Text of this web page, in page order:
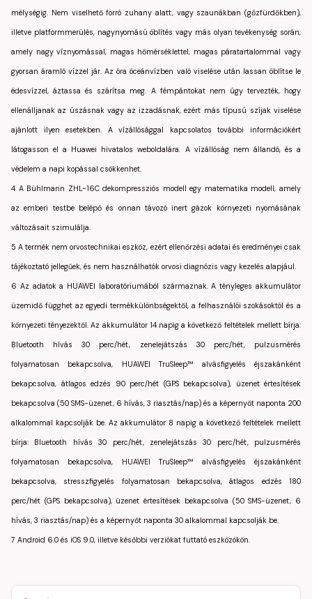
mélységig. Nem viselhető forró zuhany alatt, vagy szaunákban (gőzfürdőkben),
illetve platformmerülés, nagynyomású öblítés vagy más olyan tevékenység során,
amely nagy víznyomással, magas hőmérséklettel, magas páratartalommal vagy
gyorsan áramló vízzel jár. Az óra óceánvízben való viselése után lassan öblítse le
édesvízzel, áztassa és szárítsa meg. A fémpántokat nem úgy tervezték, hogy
ellenálljanak az úszásnak vagy az izzadásnak, ezért más típusú szíjak viselése
ajánlott ilyen esetekben. A vízállósággal kapcsolatos további információkért
látogasson el a Huawei hivatalos weboldalára. A vízállóság nem állandó, és a
védelem a napi kopással csökkenhet.
4 A Bühlmann ZHL-16C dekompressziós modell egy matematika modell, amely
az emberi testbe belépő és onnan távozó inert gázok környezeti nyomásának
változásait szimulálja.
5 A termék nem orvostechnikai eszköz, ezért ellenőrzési adatai és eredményei csak
tájékoztató jellegűek, és nem használhatók orvosi diagnózis vagy kezelés alapjául.
6 Az adatok a HUAWEI laboratóriumából származnak. A tényleges akkumulátor
üzemidő függhet az egyedi termékkülönbségektől, a felhasználói szokásoktól és a
környezeti tényezektől. Az akkumulátor 14 napig a következő feltételek mellett bírja:
Bluetooth hívás 30 perc/hét, zenelejátszás 30 perc/hét, pulzusmérés
folyamatosan bekapcsolva, HUAWEI TruSleep™ alvásfigyelés éjszakánként
bekapcsolva, átlagos edzés 90 perc/hét (GPS bekapcsolva), üzenet értesítések
bekapcsolva (50 SMS-üzenet, 6 hívás, 3 riasztás/nap) és a képernyőt naponta 200
alkalommal kapcsolják be. Az akkumulátor 8 napig a következő feltételek mellett
bírja: Bluetooth hívás 30 perc/hét, zenelejátszás 30 perc/hét, pulzusmérés
folyamatosan bekapcsolva, HUAWEI TruSleep™ alvásfigyelés éjszakánként
bekapcsolva, stresszfigyelés folyamatosan bekapcsolva, átlagos edzés 180
perc/hét (GPS bekapcsolva), üzenet értesítések bekapcsolva (50 SMS-üzenet, 6
hívás, 3 riasztás/nap) és a képernyőt naponta 30 alkalommal kapcsolják be.
7 Android 6.0 és iOS 9.0, illetve későbbi verziókat futtató eszközökön.